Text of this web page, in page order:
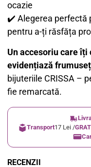
ocazie
✔️ Alegerea perfectă
pentru a-ți răsfăța
Un accesoriu care
evidențiază
bijuteriile CRISSA –
fie remarcată.
Transport17 Lei /
RECENZII